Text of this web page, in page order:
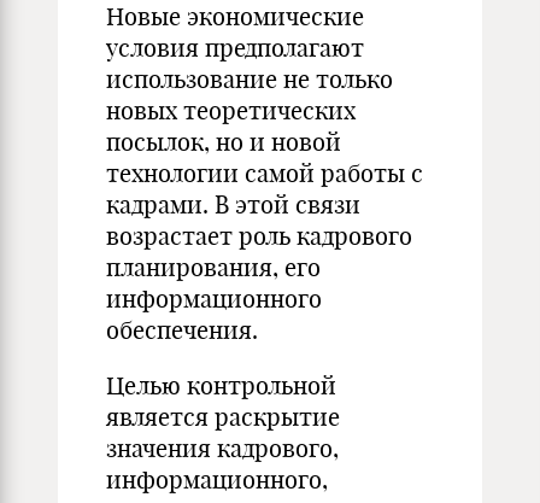
Новые экономические
условия предполагают
использование не только
новых теоретических
посылок, но и новой
технологии самой работы с
кадрами. В этой связи
возрастает роль кадрового
планирования, его
информационного
обеспечения.
Целью контрольной
является раскрытие
значения кадрового,
информационного,